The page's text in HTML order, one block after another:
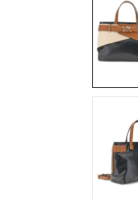
della
galleria
immagini